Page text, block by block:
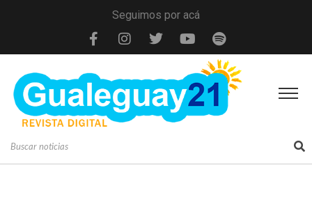
Seguimos por acá